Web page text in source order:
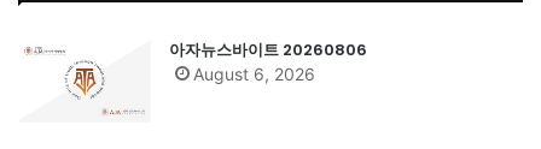
아자뉴스바이트 20260806
August 6, 2026